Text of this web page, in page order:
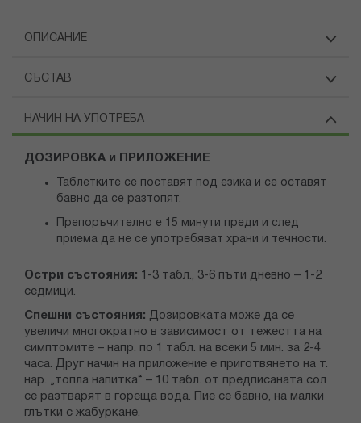
ОПИСАНИЕ
СЪСТАВ
НАЧИН НА УПОТРЕБА
ДОЗИРОВКА и ПРИЛОЖЕНИЕ
Таблетките се поставят под езика и се оставят
бавно да се разтопят.
Препоръчително е 15 минути преди и след
приема да не се употребяват храни и течности.
Остри състояния: 1-3 табл., 3-6 пъти дневно – 1-2
седмици.
Спешни състояния: Дозировката може да се
увеличи многократно в зависимост от тежестта на
симптомите – напр. по 1 табл. на всеки 5 мин. за 2-4
часа. Друг начин на приложение е приготвянето на т.
нар. „топла напитка“ – 10 табл. от предписаната сол
се разтварят в гореща вода. Пие се бавно, на малки
глътки с жабуркане.